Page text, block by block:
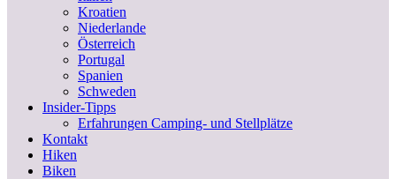
Kroatien
Niederlande
Österreich
Portugal
Spanien
Schweden
Insider-Tipps
Erfahrungen Camping- und Stellplätze
Kontakt
Hiken
Biken